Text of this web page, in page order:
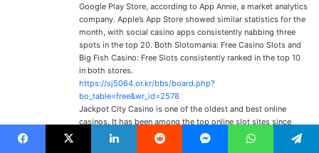
Google Play Store, according to App Annie, a market analytics
company. Apple’s App Store showed similar statistics for the
month, with social casino apps consistently nabbing three
spots in the top 20. Both Slotomania: Free Casino Slots and
Big Fish Casino: Free Slots consistently ranked in the top 10
in both stores.
https://sj5064.or.kr/bbs/board.php?
bo_table=free&wr_id=2578
Jackpot City Casino is one of the oldest and best online
casinos. It has been among the top online slot sites since
1998 and has only gotten better with age. It was designed to